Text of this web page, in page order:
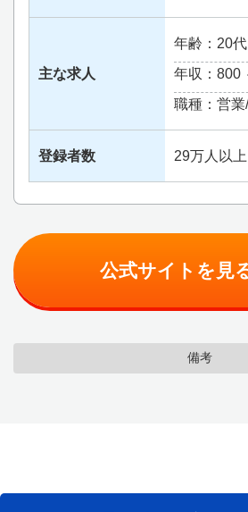
主な求人
年齢：20
年収：800
職種：営
登録者数 29万人以上
公式サイトを見
備考